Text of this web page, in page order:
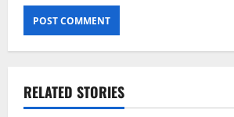
RELATED STORIES